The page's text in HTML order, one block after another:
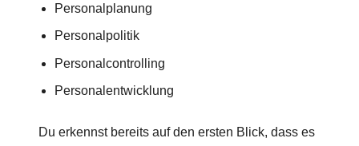
Personalplanung
Personalpolitik
Personalcontrolling
Personalentwicklung
Du erkennst bereits auf den ersten Blick, dass es